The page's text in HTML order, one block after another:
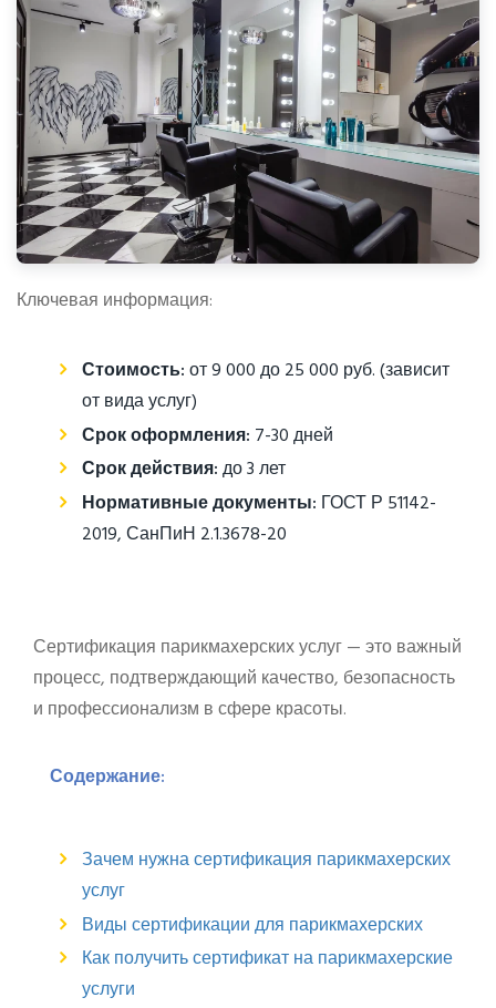
Ключевая информация:
Стоимость:от 9 000 до 25 000 руб. (зависит
от вида услуг)
Срок оформления: 7-30 дней
Срок действия:до 3 лет
Нормативные документы: ГОСТ Р 51142-
2019, СанПиН 2.1.3678-20
Сертификация парикмахерских услуг — это важный
процесс, подтверждающий качество, безопасность
и профессионализм в сфере красоты.
Содержание:
Зачем нужна сертификация парикмахерских
услуг
Виды сертификации для парикмахерских
Как получить сертификат на парикмахерские
услуги